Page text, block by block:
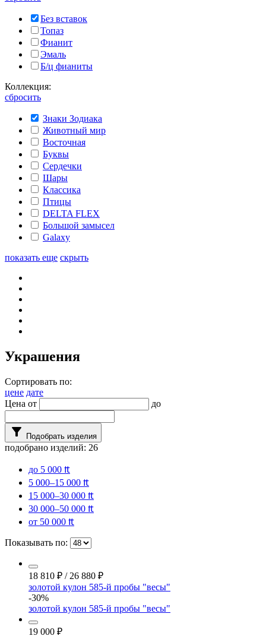
Без вставок
Топаз
Фианит
Эмаль
Б/ц фианиты
Коллекция:
сбросить
Знаки Зодиака
Животный мир
Восточная
Буквы
Сердечки
Шары
Классика
Птицы
DELTA FLEX
Большой замысел
Galaxy
показать еще скрыть
Украшения
Сортировать по:
цене дате
Цена от
до
filter_alt Подобрать изделия
подобрано изделий: 26
до 5 000 ₶
5 000–15 000 ₶
15 000–30 000 ₶
30 000–50 000 ₶
от 50 000 ₶
Показывать по:
18 810 ₽ / 26 880 ₽
золотой кулон 585-й пробы "весы"
-30%
золотой кулон 585-й пробы "весы"
19 000 ₽